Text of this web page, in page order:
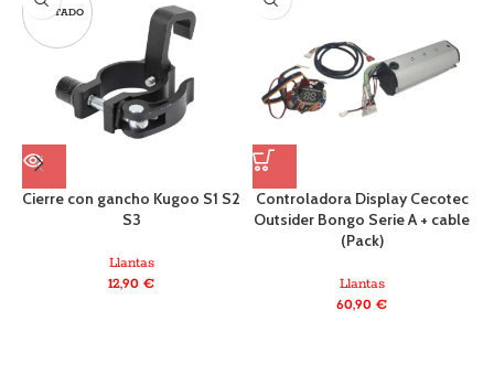
AGOTADO
Cierre con gancho Kugoo S1 S2
S3
Llantas
12,90€
Controladora Display Cecotec
Outsider Bongo Serie A + cable
(Pack)
Llantas
60,90€